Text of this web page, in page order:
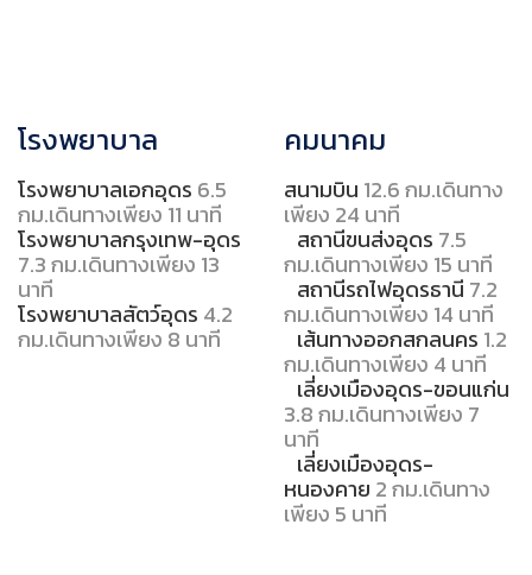
โรงพยาบาล
โรงพยาบาลเอกอุดร 6.5
กม.เดินทางเพียง 11 นาที
โรงพยาบาลกรุงเทพ-อุดร
7.3 กม.เดินทางเพียง 13
นาที
โรงพยาบาลสัตว์อุดร 4.2
กม.เดินทางเพียง 8 นาที
คมนาคม
สนามบิน 12.6 กม.เดินทาง
เพียง 24 นาที
สถานีขนส่งอุดร 7.5
กม.เดินทางเพียง 15 นาที
สถานีรถไฟอุดรธานี 7.2
กม.เดินทางเพียง 14 นาที
เส้นทางออกสกลนคร 1.2
กม.เดินทางเพียง 4 นาที
เลี่ยงเมืองอุดร-ขอนแก่น
3.8 กม.เดินทางเพียง 7
นาที
เลี่ยงเมืองอุดร-
หนองคาย 2 กม.เดินทาง
เพียง 5 นาที